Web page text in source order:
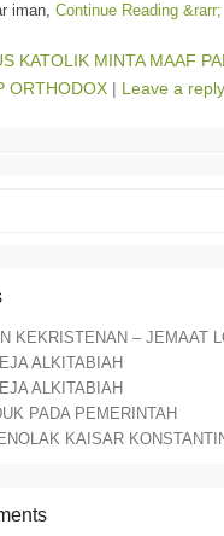
iman, Continue Reading &rarr;
KATOLIK MINTA MAAF
ORTHODOX | Leave a reply
KEKRISTENAN – JEMAAT
ALKITABIAH
ALKITABIAH
PADA PEMERINTAH
KAISAR